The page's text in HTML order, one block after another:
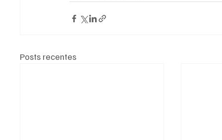
Posts recentes